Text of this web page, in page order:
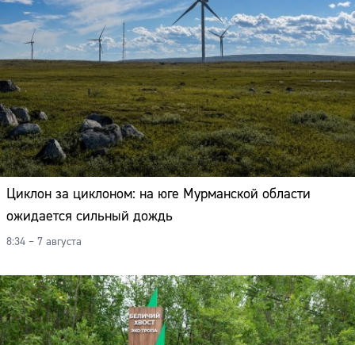
Циклон за циклоном: на юге Мурманской области
ожидается сильный дождь
8:34 – 7 августа